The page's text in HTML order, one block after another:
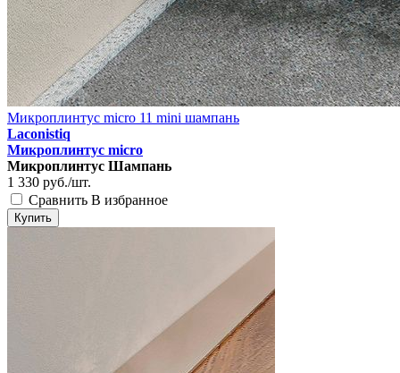
Микроплинтус micro 11 mini шампань
Laconistiq
Микроплинтус micro
Микроплинтус Шампань
1 330 руб./шт.
Сравнить В избранное
Купить